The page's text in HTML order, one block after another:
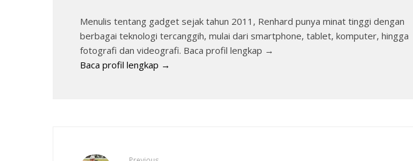
Menulis tentang gadget sejak tahun 2011, Renhard punya minat tinggi dengan
berbagai teknologi tercanggih, mulai dari smartphone, tablet, komputer, hingga
fotografi dan videografi. Baca profil lengkap →
Baca profil lengkap →